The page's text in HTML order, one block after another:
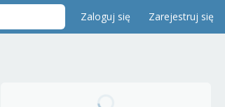
Zaloguj się Zarejestruj się